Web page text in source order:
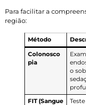
Para facilitar a
região:
Método
Colonosco
pia
o sob
FIT (Sangue
Teste